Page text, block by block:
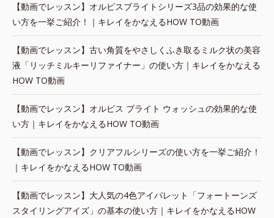
【動画でレッスン】オルビスブライトシリーズ3品の効果的な使
い方を一挙ご紹介！｜キレイをかなえるHOW TO動画
【動画でレッスン】古い角質をやさしくふき取るミルク状の美容
液「リッチミルキーリファイナー」の使い方｜キレイをかなえる
HOW TO動画
【動画でレッスン】オルビス ブライト ウォッシュの効果的な使
い方｜キレイをかなえるHOW TO動画
【動画でレッスン】クリアフルシリーズの使い方を一挙ご紹介！
｜キレイをかなえるHOW TO動画
【動画でレッスン】大人気の4色アイパレット「フォートーンズ
スタイリングアイズ」の基本の使い方｜キレイをかなえるHOW